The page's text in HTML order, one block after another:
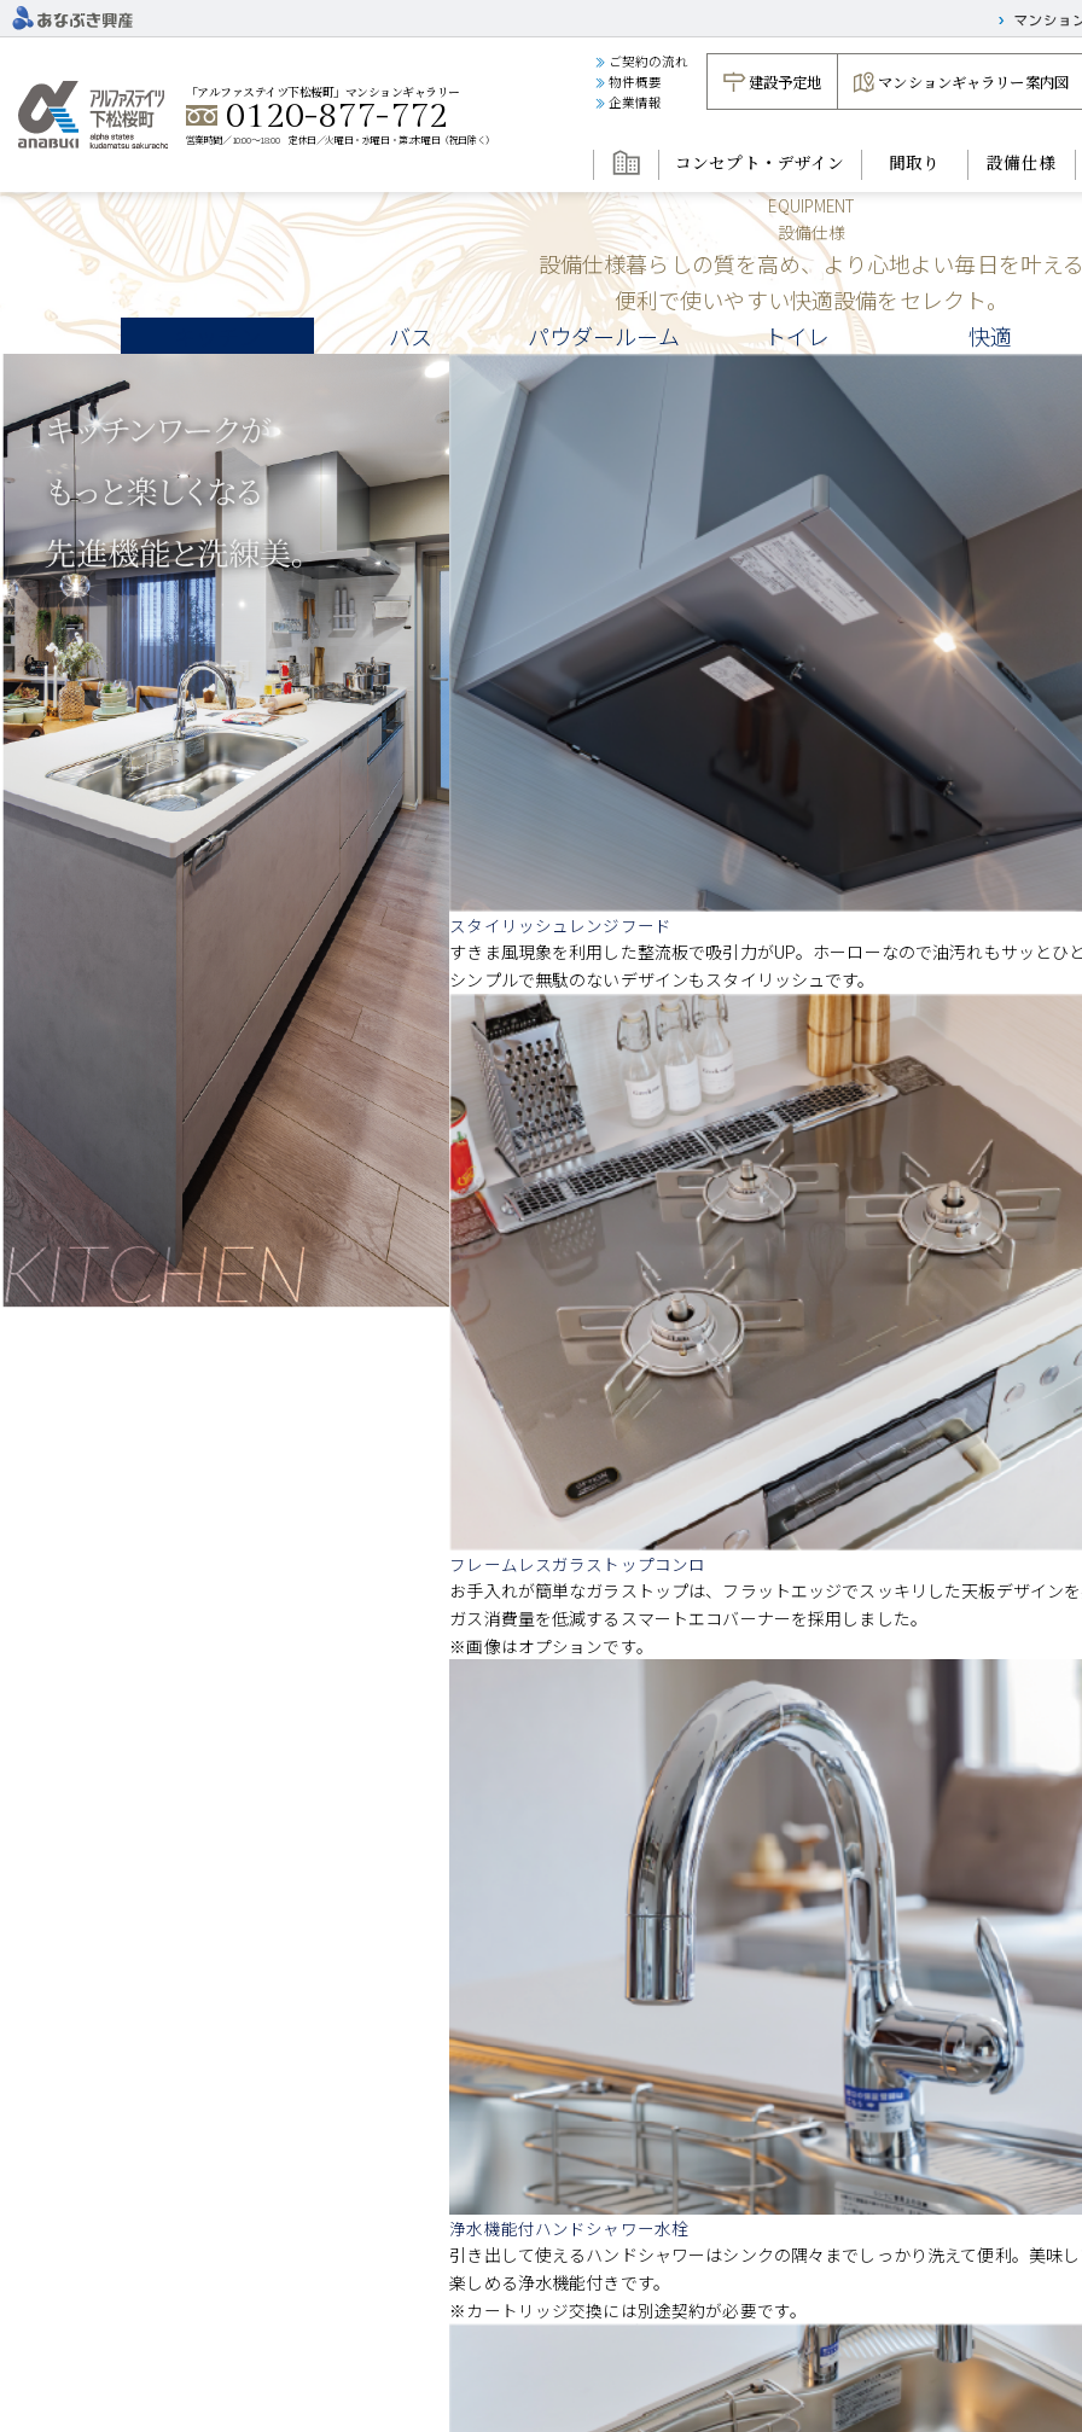
「アルファステイツ下松桜町」マンションギャラリー
0120-877-772
営業時間／10:00～18:00 定休日／火曜日・水曜日・第2木曜日（祝日除く）
ご契約の流れ
物件概要
企業情報
建設予定地 マンションギャラリー案内図
コンセプト・デザイン 間取り
設備仕様
EQUIPMENT
設備仕様
設備仕様暮らしの質を高め、より心地よい毎日を叶え
便利で使いやすい快適設備をセレクト。
バス パウダールーム トイレ 快適
スタイリッシュレンジフード
すきま風現象を利用した整流板で吸引力がUP。ホーローなので油汚れもサッとひ
シンプルで無駄のないデザインもスタイリッシュです。
フレームレスガラストップコンロ
お手入れが簡単なガラストップは、フラットエッジでスッキリした天板デザイン
ガス消費量を低減するスマートエコバーナーを採用しました。
※画像はオプションです。
浄水機能付ハンドシャワー水栓
引き出して使えるハンドシャワーはシンクの隅々までしっかり洗えて便利。美味
楽しめる浄水機能付きです。
※カートリッジ交換には別途契約が必要です。